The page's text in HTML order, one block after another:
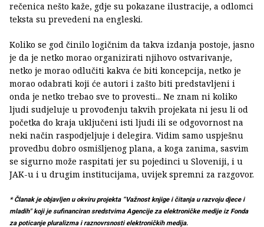
rečenica nešto kaže, gdje su pokazane ilustracije, a odlomci
teksta su prevedeni na engleski.
Koliko se god činilo logičnim da takva izdanja postoje, jasno
je da je netko morao organizirati njihovo ostvarivanje,
netko je morao odlučiti kakva će biti koncepcija, netko je
morao odabrati koji će autori i zašto biti predstavljeni i
onda je netko trebao sve to provesti... Ne znam ni koliko
ljudi sudjeluje u provođenju takvih projekata ni jesu li od
početka do kraja uključeni isti ljudi ili se odgovornost na
neki način raspodjeljuje i delegira. Vidim samo uspješnu
provedbu dobro osmišljenog plana, a koga zanima, sasvim
se sigurno može raspitati jer su pojedinci u Sloveniji, i u
JAK-u i u drugim institucijama, uvijek spremni za razgovor.
* Članak je objavljen u okviru projekta “Važnost knjige i čitanja u razvoju djece i
mladih" koji je sufinanciran sredstvima Agencije za elektroničke medije iz Fonda
za poticanje pluralizma i raznovrsnosti elektroničkih medija.